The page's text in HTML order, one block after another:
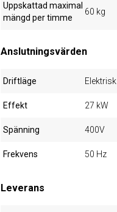
Uppskattad maximal
mängd per timme
60 kg
Anslutningsvärden
Driftläge Elektrisk
Effekt 27 kW
Spänning 400V
Frekvens 50 Hz
Leverans